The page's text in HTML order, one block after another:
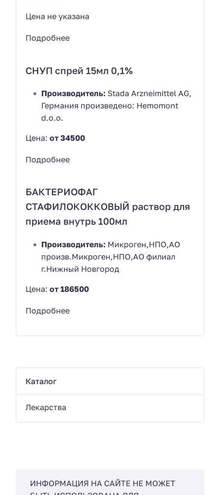
Цена не указана
Подробнее
СНУП спрей 15мл 0,1%
Производитель: Stada Arzneimittel AG,
Германия произведено: Hemomont
d.o.o.
Цена:от 34500
Подробнее
БАКТЕРИОФАГ
СТАФИЛОКОККОВЫЙ раствор для
приема внутрь 100мл
Производитель: Микроген,НПО,АО
произв.Микроген,НПО,АО филиал
г.Нижный Новгород
Цена:от 186500
Подробнее
Каталог
Лекарства
ИНФОРМАЦИЯ НА САЙТЕ НЕ МОЖЕТ